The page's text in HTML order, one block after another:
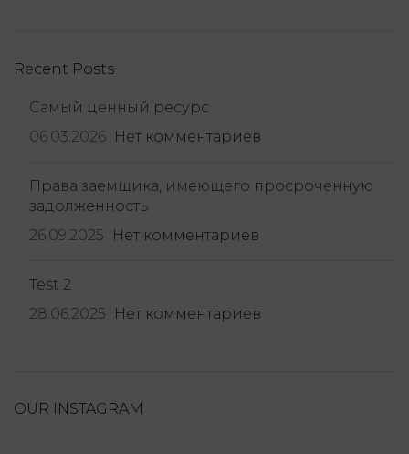
Recent Posts
Самый ценный ресурс
06.03.2026 Нет комментариев
Права заемщика, имеющего просроченную
задолженность
26.09.2025
Нет комментариев
Test 2
28.06.2025
Нет комментариев
OUR INSTAGRAM